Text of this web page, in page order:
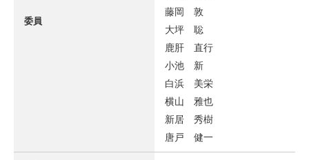
委員
藤岡 敦
大坪 聡
鹿肝 直行
小池 新
白浜 美栄
横山 雅也
新居 秀樹
唐戸 健一